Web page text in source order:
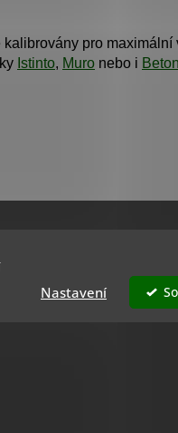
Nastavení
pro
Istinto, Muro nebo i